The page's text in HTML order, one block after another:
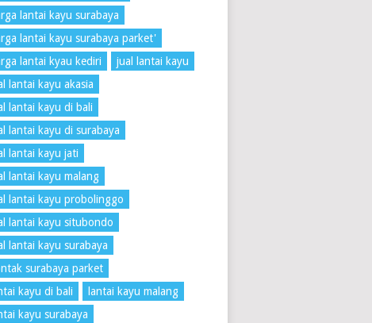
lantai kayu surabaya
lantai kayu surabaya parket'
lantai kyau kediri
jual lantai kayu
lantai kayu akasia
lantai kayu di bali
lantai kayu di surabaya
lantai kayu jati
lantai kayu malang
lantai kayu probolinggo
lantai kayu situbondo
lantai kayu surabaya
surabaya parket
kayu di bali
lantai kayu malang
kayu surabaya